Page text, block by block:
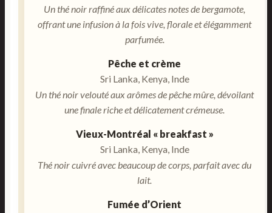
Un thé noir raffiné aux délicates notes de bergamote,
offrant une infusion à la fois vive, florale et élégamment
parfumée.
Pêche et crème
Sri Lanka, Kenya, Inde
Un thé noir velouté aux arômes de pêche mûre, dévoilant
une finale riche et délicatement crémeuse.
Vieux-Montréal « breakfast »
Sri Lanka, Kenya, Inde
Thé noir cuivré avec beaucoup de corps, parfait avec du
lait.
Fumée d’Orient